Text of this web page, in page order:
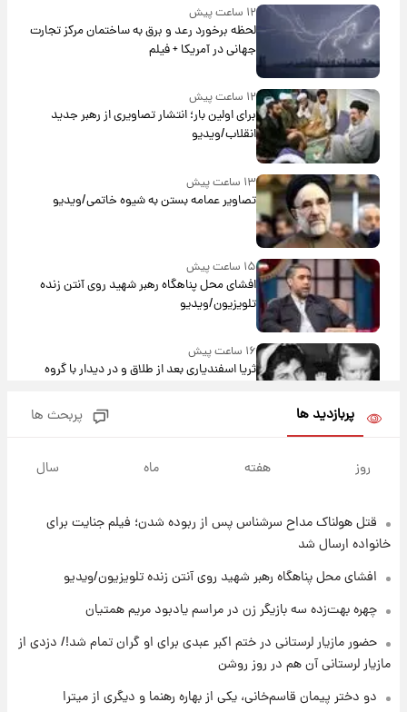
۱۲ ساعت پیش
لحظه برخورد رعد و برق به ساختمان مرکز تجارت
جهانی در آمریکا + فیلم
۱۲ ساعت پیش
برای اولین بار؛ انتشار تصاویری از رهبر جدید
انقلاب/ویدیو
۱۳ ساعت پیش
تصاویر عمامه بستن به شیوه خاتمی/ویدیو
۱۵ ساعت پیش
افشای محل پناهگاه‌ رهبر شهید روی آنتن زنده
تلویزیون/ویدیو
۱۶ ساعت پیش
ثریا اسفندیاری بعد از طلاق و در دیدار با گروه
پول به معشوقه با درآمد یوفا
۱۶ ساعت پیش
۱۶ ساعت پیش
پی رفتن رامین رضاییان+ عکس
۱۶ ساعت پیش
پربازدید ها پربحث ها
روز هفته ماه سال
قتل هولناک مداح سرشناس پس از ربوده شدن؛ فیلم جنایت برای
خانواده ارسال شد
افشای محل پناهگاه‌ رهبر شهید روی آنتن زنده تلویزیون/ویدیو
چهره بهت‌زده سه بازیگر زن در مراسم یادبود مریم همتیان
حضور مازیار لرستانی در ختم اکبر عبدی برای او گران تمام شد!/ دزدی از
مازیار لرستانی آن هم در روز روشن
دو دختر پیمان قاسم‌خانی، یکی از بهاره رهنما و دیگری از میترا